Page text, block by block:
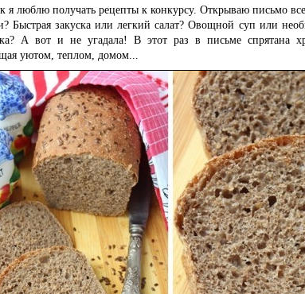
я люблю получать рецепты к конкурсу. Открываю письмо
Быстрая закуска или легкий салат? Овощной суп или
А вот и не угадала! В этот раз в письме спрятана
уютом, теплом, домом...